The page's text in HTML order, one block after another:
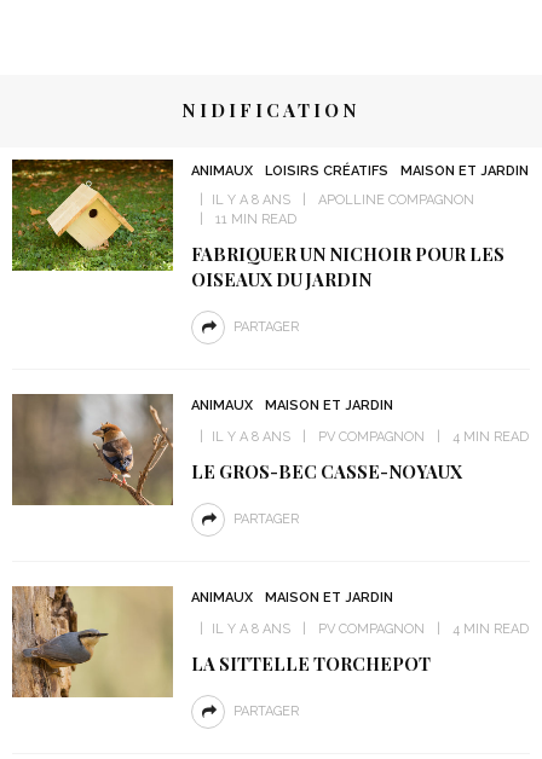
NIDIFICATION
ANIMAUX LOISIRS CRÉATIFS
MAISON ET JARDIN
IL Y A 8 ANS
APOLLINE COMPAGNON
11 MIN READ
FABRIQUER UN NICHOIR POUR LES
OISEAUX DU JARDIN
PARTAGER
ANIMAUX
MAISON ET JARDIN
IL Y A 8 ANS
PV COMPAGNON 4 MIN READ
LE GROS-BEC CASSE-NOYAUX
PARTAGER
ANIMAUX
MAISON ET JARDIN
IL Y A 8 ANS
PV COMPAGNON 4 MIN READ
LA SITTELLE TORCHEPOT
PARTAGER